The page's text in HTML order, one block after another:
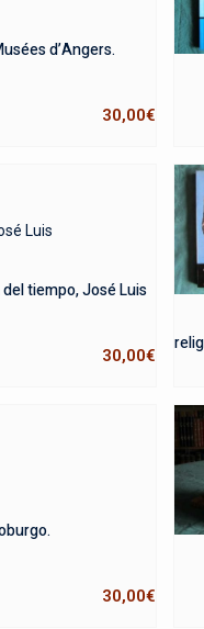
d’Angers.
30,00€
Luis
del tiempo, José Luis
30,00€
30,00€